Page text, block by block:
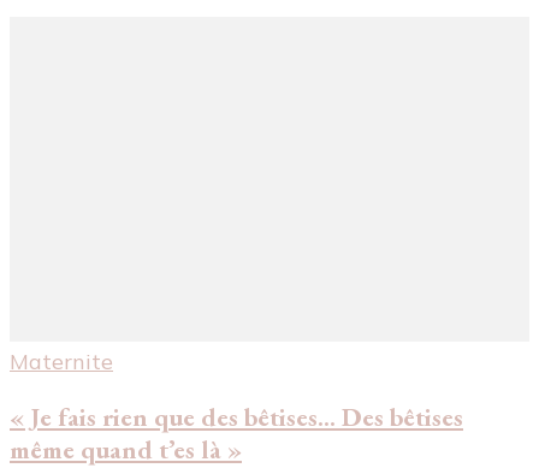
Maternite
« Je fais rien que des bêtises… Des bêtises
même quand t’es là »